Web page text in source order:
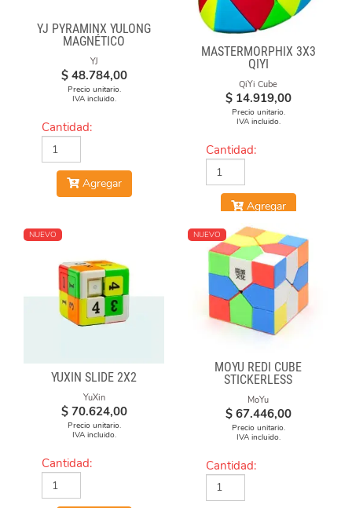
YJ PYRAMINX YULONG
MAGNÉTICO
YJ
$ 48.784,00
Precio unitario.
IVA incluido.
Cantidad:
Agregar
MASTERMORPHIX 3X3
QIYI
QiYi Cube
$ 14.919,00
Precio unitario.
IVA incluido.
Cantidad:
Agregar
NUEVO
YUXIN SLIDE 2X2
YuXin
$ 70.624,00
Precio unitario.
IVA incluido.
Cantidad:
NUEVO
MOYU REDI CUBE
STICKERLESS
MoYu
$ 67.446,00
Precio unitario.
IVA incluido.
Cantidad: